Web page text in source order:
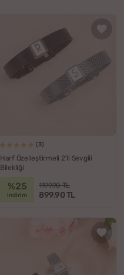
(3)
Harf Özelleştirmeli 2'li Sevgili
Bilekliği
%25
indirim
1199.90 TL
899.90 TL